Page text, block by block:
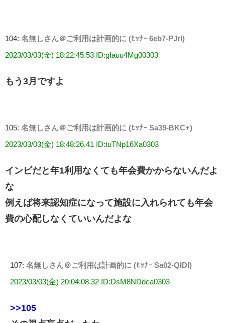
104: 名無しさん＠ご利用は計画的に (ﾋｯﾅｰ 6eb7-PJrl)
2023/03/03(金) 18:22:45.53 ID:gIauu4Mg00303
もう3月ですよ
105: 名無しさん＠ご利用は計画的に (ﾋｯﾅｰ Sa39-BKC+)
2023/03/03(金) 18:48:26.41 ID:tuTNp16Xa0303
インビだと年1利用なくても年会費かからないんだよ
な
例えば将来認知症になって施設に入れられても年会
費の心配しなくていいんだよな
107: 名無しさん＠ご利用は計画的に (ﾋｯﾅｰ Sa02-QIDI)
2023/03/03(金) 20:04:08.32 ID:DsM8NDdca0303
>>105